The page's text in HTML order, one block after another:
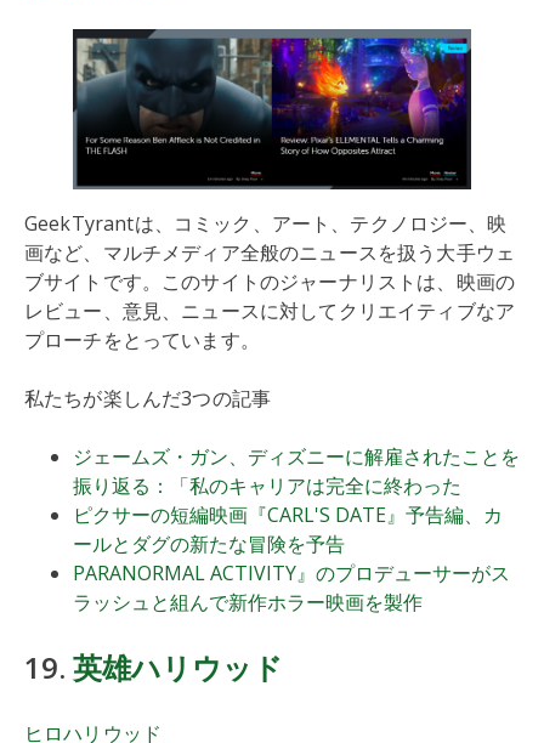
GeekTyrantは、コミック、アート、テクノロジー、映
画など、マルチメディア全般のニュースを扱う大手ウェ
ブサイトです。このサイトのジャーナリストは、映画の
レビュー、意見、ニュースに対してクリエイティブなア
プローチをとっています。
私たちが楽しんだ3つの記事
ジェームズ・ガン、ディズニーに解雇されたことを
振り返る：「私のキャリアは完全に終わった
ピクサーの短編映画『CARL'S DATE』予告編、カ
ールとダグの新たな冒険を予告
PARANORMAL ACTIVITY』のプロデューサーがス
ラッシュと組んで新作ホラー映画を製作
19. 英雄ハリウッド
ヒロハリウッド